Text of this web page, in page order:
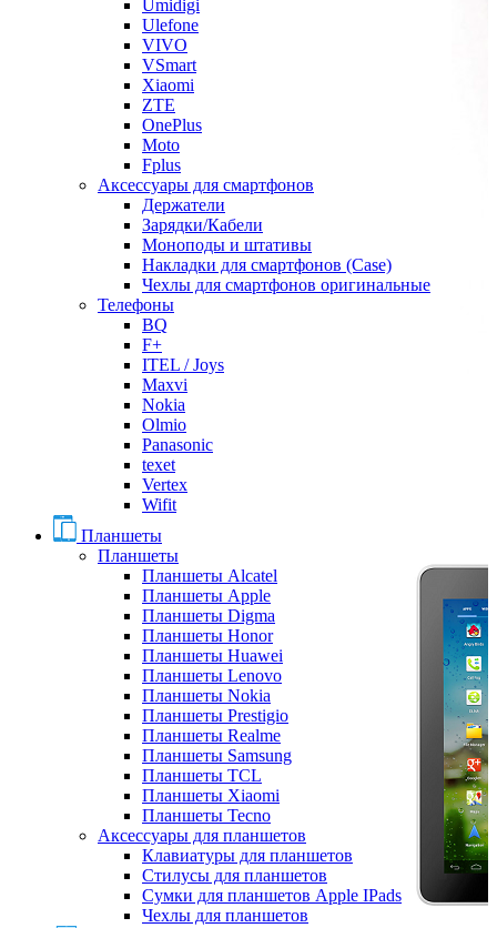
Umidigi
Ulefone
VIVO
VSmart
Xiaomi
ZTE
OnePlus
Moto
Fplus
Аксессуары для смартфонов
Держатели
Зарядки/Кабели
Моноподы и штативы
Накладки для смартфонов (Case)
Чехлы для смартфонов оригинальные
Телефоны
BQ
F+
ITEL / Joys
Maxvi
Nokia
Olmio
Panasonic
texet
Vertex
Wifit
Планшеты
Планшеты
Планшеты Alcatel
Планшеты Apple
Планшеты Digma
Планшеты Honor
Планшеты Huawei
Планшеты Lenovo
Планшеты Nokia
Планшеты Prestigio
Планшеты Realme
Планшеты Samsung
Планшеты TCL
Планшеты Xiaomi
Планшеты Tecno
Аксессуары для планшетов
Клавиатуры для планшетов
Стилусы для планшетов
Сумки для планшетов Apple IPads
Чехлы для планшетов